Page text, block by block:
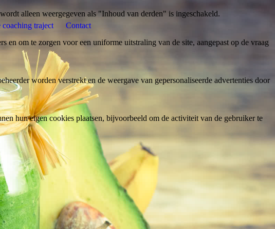
traject Contact
alleen weergegeven als "Inhoud van derden" is ingeschakeld.
om te zorgen voor een uniforme uitstraling van de site, aangepast op de vraag
worden verstrekt en de weergave van gepersonaliseerde advertenties door
hun eigen cookies plaatsen, bijvoorbeeld om de activiteit van de gebruiker te